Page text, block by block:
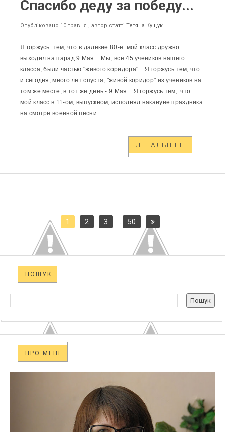
Спасибо деду за победу...
Опубліковано 10 травня , автор статті Тетяна Кущук
Я горжусь тем, что в далекие 80-е мой класс дружно
выходил на парад 9 Мая... Мы, все 45 учеников нашего
класса, были частью "живого коридора"... Я горжусь тем, что
и сегодня, много лет спустя, "живой коридор" из учеников на
том же месте, в тот же день - 9 Мая... Я горжусь тем, что
мой класс в 11-ом, выпускном, исполнял накануне праздника
на смотре военной песни ...
ДЕТАЛЬНІШЕ
1 2 3 50
ПОШУК
ПРО МЕНЕ